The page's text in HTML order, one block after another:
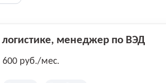
менеджер по ВЭД
600 руб./мес.